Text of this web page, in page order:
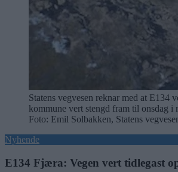
Statens vegvesen reknar med at E134
kommune vert stengd fram til onsdag i
Foto: Emil Solbakken, Statens
Nyhende
E134 Fjæra: Vegen vert tidlegast